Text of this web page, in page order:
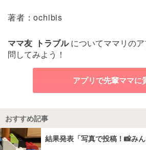
著者：ochibis
ママ友 トラブルについてママリの
問してみよう！
アプリで先輩ママに
おすすめ記事
結果発表「写真で投稿！📸み